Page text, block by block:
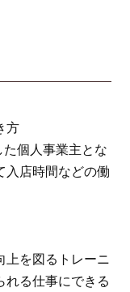
方
個人事業主とな
入店時間などの働
を図るトレーニ
れる仕事にできる